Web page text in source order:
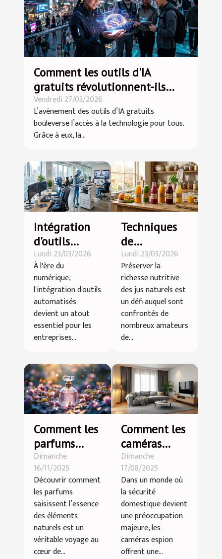
Comment les outils d'IA
gratuits révolutionnent-ils
l'accessibilité technologique ?
Vendredi 27/03/2026
L’avènement des outils d’IA gratuits
bouleverse l’accès à la technologie pour tous.
Grâce à eux, la...
Intégration
d'outils
automatisés :
avantages
pour votre
entreprise
Lundi 23/03/2026
À l'ère du
numérique,
l'intégration d'outils
automatisés
devient un atout
essentiel pour les
entreprises...
Techniques
de
préservation
des
nutriments
dans les jus
naturels
Lundi 23/03/2026
Préserver la
richesse nutritive
des jus naturels est
un défi auquel sont
confrontés de
nombreux amateurs
de...
Comment les
parfums
capturent-ils
l'essence des
éléments
naturels ?
Dimanche
16/11/2025
Découvrir comment
les parfums
saisissent l’essence
des éléments
naturels est un
véritable voyage au
cœur de...
Comment les
caméras
espion
peuvent
renforcer la
sécurité
domestique ?
Dimanche
17/08/2025
Dans un monde où
la sécurité
domestique devient
une préoccupation
majeure, les
caméras espion
offrent une...